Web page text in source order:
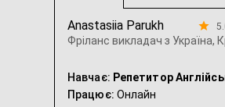
Anastasiia Parukh
Фріланс викладач з Україна,
Навчає: Репетитор
Працює: Онлайн